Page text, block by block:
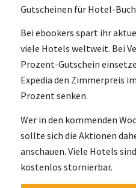
Gutscheinen für Hotel-
Bei ebookers spart ihr
viele Hotels weltweit. Bei
Prozent-Gutschein
Expedia den Zimmerpreis
Prozent senken.
Wer in den kommenden
sollte sich die Aktionen
anschauen. Viele Hotels
kostenlos stornierbar.